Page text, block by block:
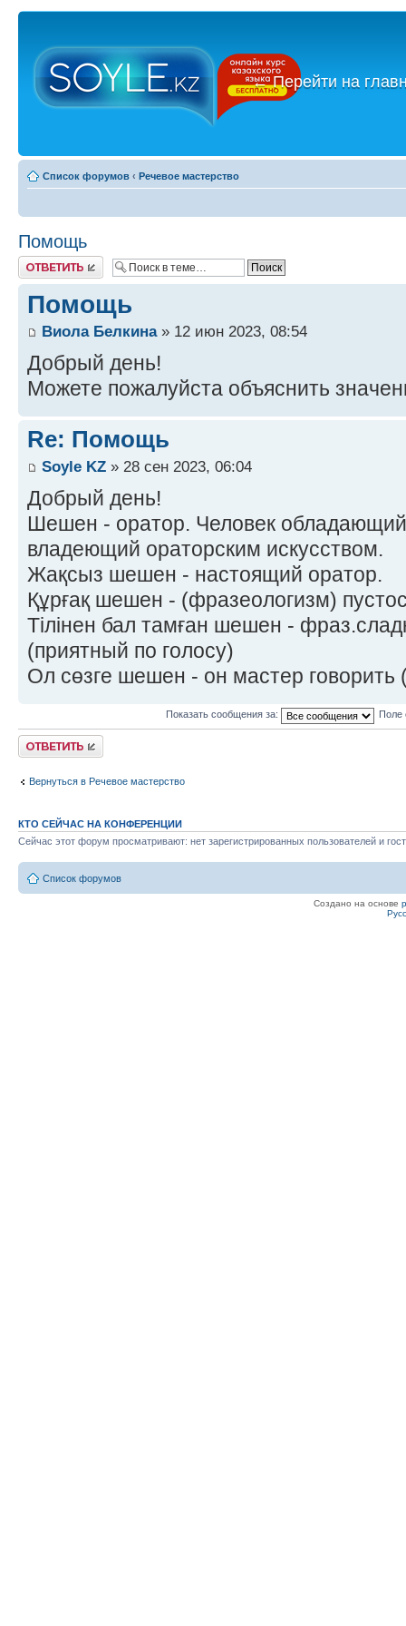
←Перейти на
Список форумов ‹ Речевое мастерство
Помощь
Ответить
Помощь
Виола Белкина» 12 июн 2023, 08:54
Добрый день!
Можете пожалуйста объяснить
Re: Помощь
Soyle KZ » 28 сен 2023, 06:04
Добрый день!
Шешен - оратор. Человек
владеющий ораторским искусством.
Жақсыз шешен - настоящий оратор.
Құрғақ шешен - (фразеологизм)
Тілінен бал тамған шешен -
(приятный по голосу)
Ол сөзге шешен - он мастер говорить
Показать сообщения за: Поле
Ответить
Вернуться в Речевое мастерство
КТО СЕЙЧАС НА КОНФЕРЕНЦИИ
Сейчас этот форум просматривают: нет зарегистрированных пользователей и
Список форумов
Создано на основе